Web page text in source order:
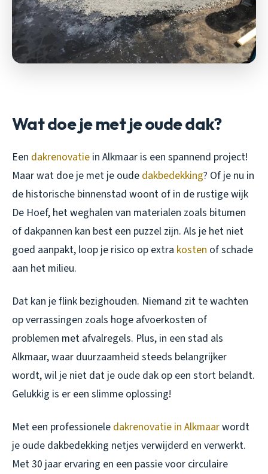
Wat doe je met je oude dak?
Een dakrenovatie in Alkmaar is een spannend project!
Maar wat doe je met je oude dakbedekking? Of je nu in
de historische binnenstad woont of in de rustige wijk
De Hoef, het weghalen van materialen zoals bitumen
of dakpannen kan best een puzzel zijn. Als je het niet
goed aanpakt, loop je risico op extra kosten of schade
aan het milieu.
Dat kan je flink bezighouden. Niemand zit te wachten
op verrassingen zoals hoge afvoerkosten of
problemen met afvalregels. Plus, in een stad als
Alkmaar, waar duurzaamheid steeds belangrijker
wordt, wil je niet dat je oude dak op een stort belandt.
Gelukkig is er een slimme oplossing!
Met een professionele dakrenovatie in Alkmaarwordt
je oude dakbedekking netjes verwijderd en verwerkt.
Met 30 jaar ervaring en een passie voor circulaire